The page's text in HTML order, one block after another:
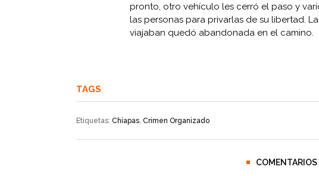
pronto, otro vehículo les cerró el paso y
las personas para privarlas de su libertad.
viajaban quedó abandonada en el camino.
TAGS
Etiquetas: Chiapas Crimen Organizado
COMENTARIOS